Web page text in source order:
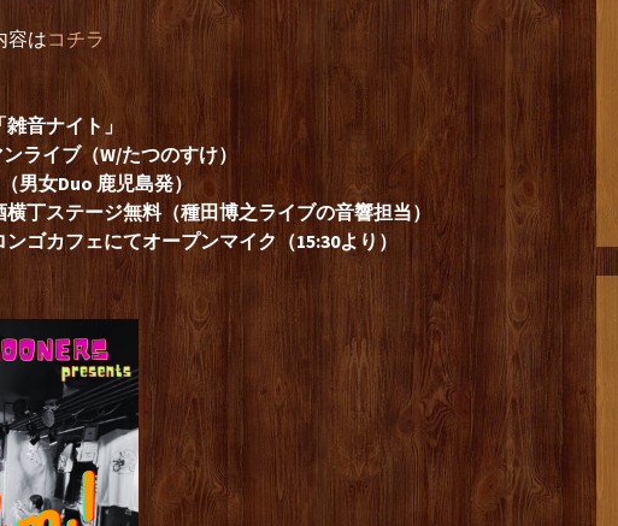
容はコチラ
音ナイト」
ライブ（W/たつのすけ）
男女Duo 鹿児島発）
丁ステージ無料（種田博之ライブの音響担当）
フェにてオープンマイク（15:30より）